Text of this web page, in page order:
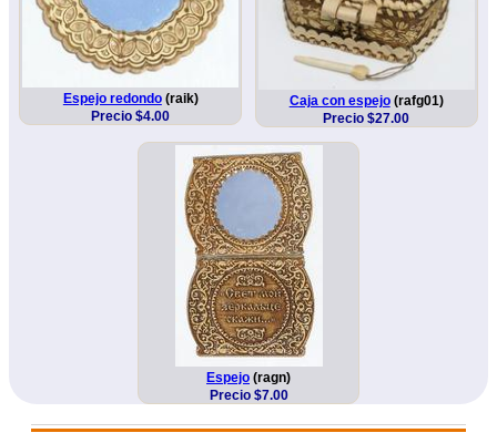
Espejo redondo(raik)
Precio $4.00
Caja con espejo(rafg01)
Precio $27.00
Espejo (ragn)
Precio $7.00